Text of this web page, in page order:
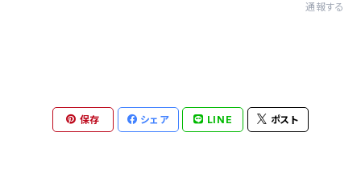
通報する
保存 シェア LINE ポスト